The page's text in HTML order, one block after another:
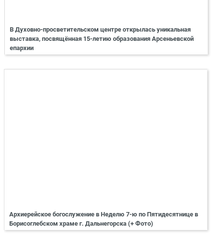
В Духовно-просветительском центре открылась уникальная
выставка, посвящённая 15-летию образования Арсеньевской
епархии
Архиерейское богослужение в Неделю 7-ю по Пятидесятнице в
Борисоглебском храме г. Дальнегорска (+ Фото)